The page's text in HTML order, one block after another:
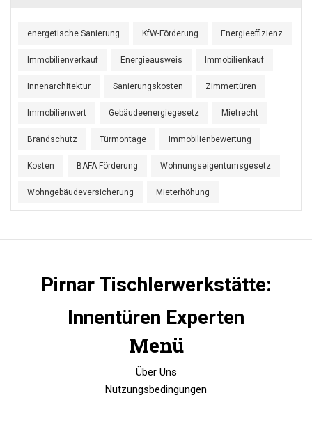
energetische Sanierung KfW-Förderung Energieeffizienz
Immobilienverkauf Energieausweis Immobilienkauf
Innenarchitektur Sanierungskosten Zimmertüren
Immobilienwert Gebäudeenergiegesetz Mietrecht
Brandschutz Türmontage Immobilienbewertung
Kosten BAFA Förderung Wohnungseigentumsgesetz
Wohngebäudeversicherung Mieterhöhung
Pirnar Tischlerwerkstätte:
Innentüren Experten
Menü
Über Uns
Nutzungsbedingungen